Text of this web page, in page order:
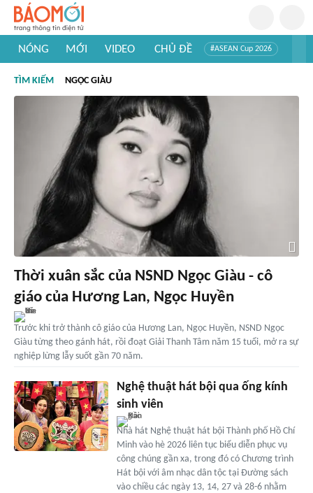
NÓNG MỚI VIDEO CHỦ ĐỀ #ASEAN Cup 2026
#Khám phá thế giới
TÌM KIẾM NGỌC GIÀU
Thời xuân sắc của NSND Ngọc Giàu - cô
giáo của Hương Lan, Ngọc Huyền
Trước khi trở thành cô giáo của Hương Lan, Ngọc Huyền, NSND Ngọc
Giàu từng theo gánh hát, rồi đoạt Giải Thanh Tâm năm 15 tuổi, mở ra sự
nghiệp lừng lẫy suốt gần 70 năm.
Nghệ thuật hát bội qua ống kính
sinh viên
Nhà hát Nghệ thuật hát bội Thành phố Hồ Chí
Minh vào hè 2026 liên tục biểu diễn phục vụ
công chúng gần xa, trong đó có Chương trình
Hát bội với âm nhạc dân tộc tại Đường sách
vào chiều các ngày 13, 14, 27 và 28-6 nhằm